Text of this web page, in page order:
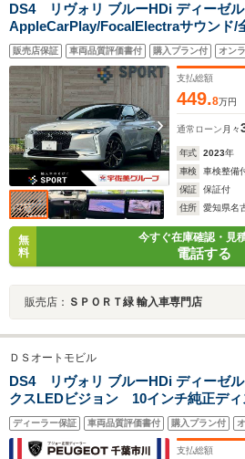
DS4 リヴォリ ブルーHDi ディーゼ
AppleCarPlay/FocalElectraサウンド/
トヒーター&ベンチレーション/ステ
動リアゲート/ブラインドスポットモ
パワーシート
販売店保証 車両品質評価書付 購入プラン付 オン
支払総額
449.8万円
通常ローン 月々
年式 2023年
車検
車検整備
保証
保証付
住所
愛知県名
無
料
今すぐ在庫確認・見
電話する
販売店： ＳＰＯＲＴ緑 輸入車専門店
ＤＳオートモビル
DS4 リヴォリ ブルーHDi ディーゼ
クスLEDビジョン 10インチ純正デ
インチアロイホイール フロントシー
チレーション CarPlay DSエクステ
プディスプレイ デジタルメーター
ディーラー保証 車両品質評価書付 購入プラン付
支払総額